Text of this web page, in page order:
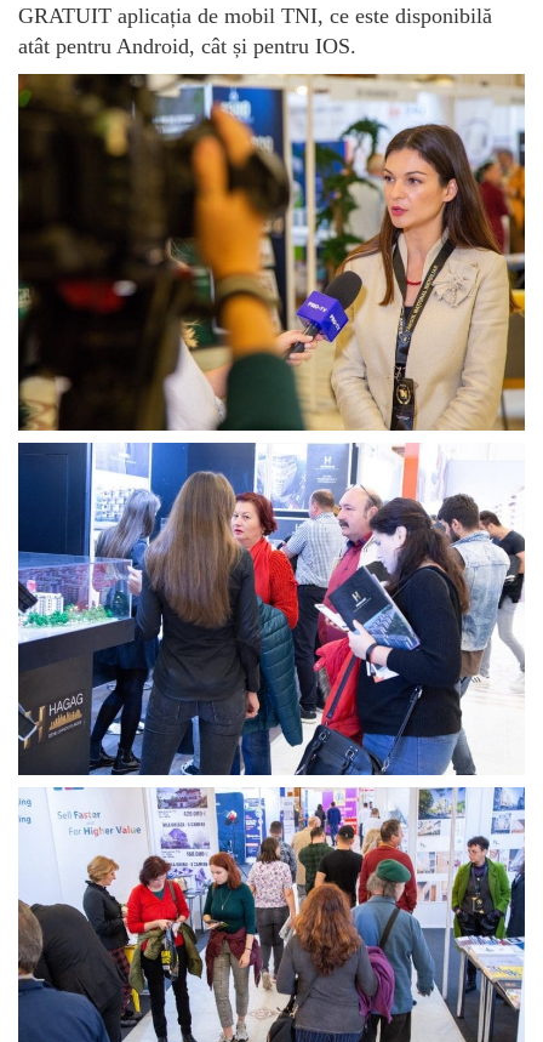
GRATUIT aplicația de mobil TNI, ce este disponibilă
atât pentru Android, cât și pentru IOS.